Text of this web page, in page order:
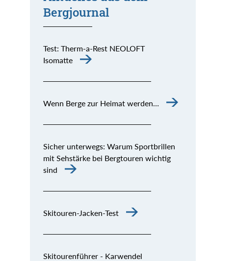
Bergjournal
Test: Therm-a-Rest NEOLOFT
Isomatte
Wenn Berge zur Heimat werden…
Sicher unterwegs: Warum Sportbrillen
mit Sehstärke bei Bergtouren wichtig
sind
Skitouren-Jacken-Test
Skitourenführer - Karwendel